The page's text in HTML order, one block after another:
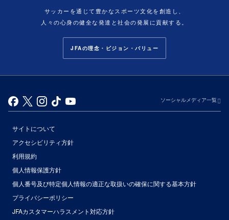
サッカーを通じて豊かなスポーツ文化を創造し、
人々の心身の健全な発達と社会の発展に貢献する。
JFAの理念・ビジョン・バリュー
ソーシャルメディア一覧
サイトについて
アクセシビリティ方針
利用規約
個人情報保護方針
個人番号及び特定個人情報の適正な取扱いの確保に関する基本方針
プライバシーポリシー
JFAカスタマーハラスメント対応方針